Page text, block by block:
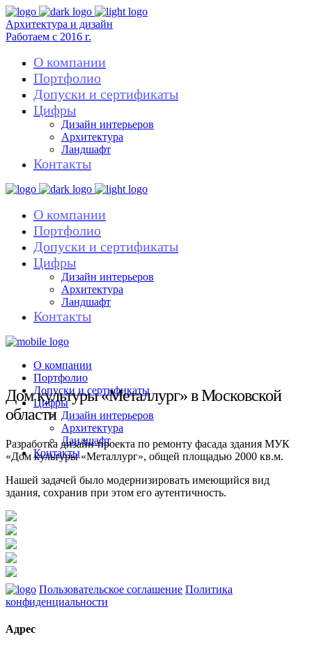
Архитектура и дизайн
Работаем с 2016 г.
О компании
Портфолио
Допуски и сертификаты
Цифры
Дизайн интерьеров
Архитектура
Ландшафт
Контакты
О компании
Портфолио
Допуски и сертификаты
Цифры
Дизайн интерьеров
Архитектура
Ландшафт
Контакты
О компании
Портфолио
Допуски и сертификаты
Цифры
Дизайн интерьеров
Архитектура
Ландшафт
Контакты
Дом культуры «Металлург» в Московской
области
Разработка дизайн-проекта по ремонту фасада здания МУК
«Дом культуры «Металлург», общей площадью 2000 кв.м.
Нашей задачей было модернизировать имеющийся вид
здания, сохранив при этом его аутентичность.
Пользовательское соглашение Политика
конфиденциальности
Адрес